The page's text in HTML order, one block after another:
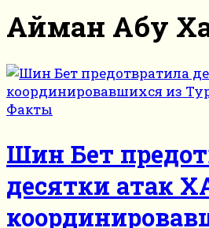
Айман Абу
Факты
Шин Бет
десятки атак